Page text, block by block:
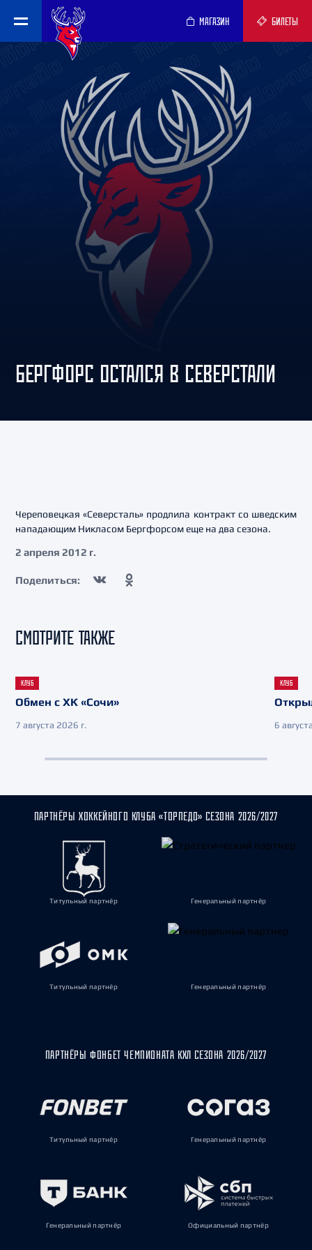
МАГАЗИН БИЛЕТЫ
БЕРГФОРС ОСТАЛСЯ В СЕВЕРСТАЛИ
Череповецкая «Северсталь» продлила контракт со шведским
нападающим Никласом Бергфорсом еще на два сезона.
2 апреля 2012 г.
Поделиться:
СМОТРИТЕ ТАКЖЕ
КЛУБ
Обмен с ХК «Сочи»
7 августа 2026 г.
КЛУБ
6
ПАРТНЁРЫ ХОККЕЙНОГО КЛУБА «ТОРПЕДО» СЕЗОНА 2026/2027
Титульный партнёр Генеральный партнёр
Титульный партнёр Генеральный партнёр
ПАРТНЁРЫ ФОНБЕТ ЧЕМПИОНАТА КХЛ СЕЗОНА 2026/2027
Титульный партнёр Генеральный партнёр
Генеральный партнёр Официальный партнёр